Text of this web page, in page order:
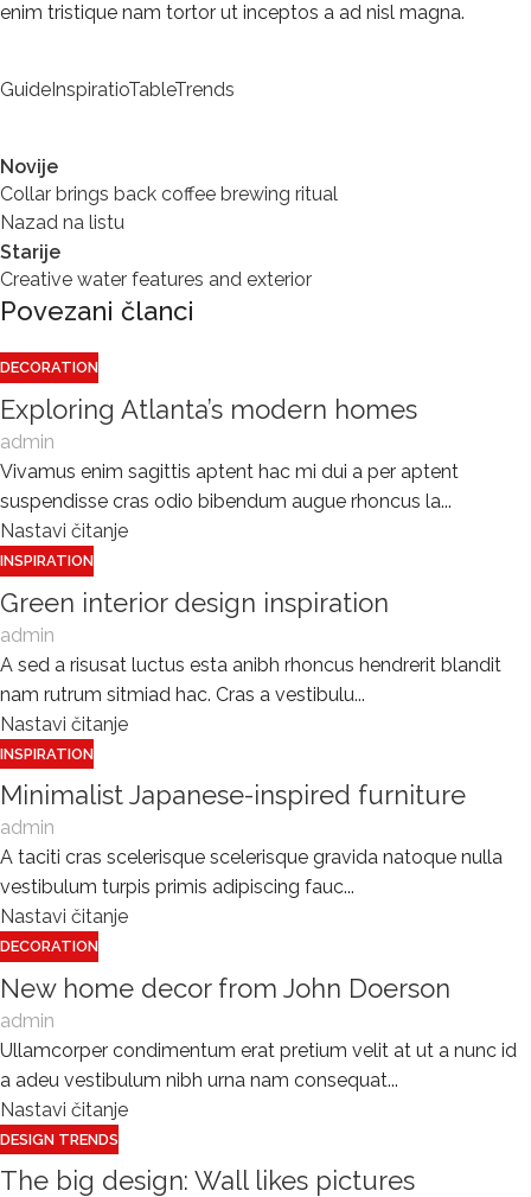
enim tristique nam tortor ut inceptos a ad nisl magna.
Guide InspiratioTableTrends
Novije
Collar brings back coffee brewing ritual
Nazad na listu
Starije
Creative water features and exterior
Povezani članci
DECORATION
Exploring Atlanta’s modern homes
admin
Vivamus enim sagittis aptent hac mi dui a per aptent
suspendisse cras odio bibendum augue rhoncus la...
Nastavi čitanje
INSPIRATION
Green interior design inspiration
admin
A sed a risusat luctus esta anibh rhoncus hendrerit blandit
nam rutrum sitmiad hac. Cras a vestibulu...
Nastavi čitanje
INSPIRATION
Minimalist Japanese-inspired furniture
admin
A taciti cras scelerisque scelerisque gravida natoque nulla
vestibulum turpis primis adipiscing fauc...
Nastavi čitanje
DECORATION
New home decor from John Doerson
admin
Ullamcorper condimentum erat pretium velit at ut a nunc id
a adeu vestibulum nibh urna nam consequat...
Nastavi čitanje
DESIGN TRENDS
The big design: Wall likes pictures